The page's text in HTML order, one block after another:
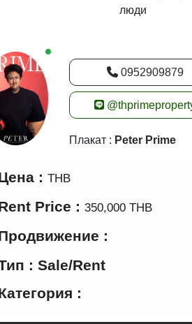
люди
New alerts
0952909879
Плакат : Peter Prime
: THB
Price : 350,000 THB
:
: Sale/Rent
: